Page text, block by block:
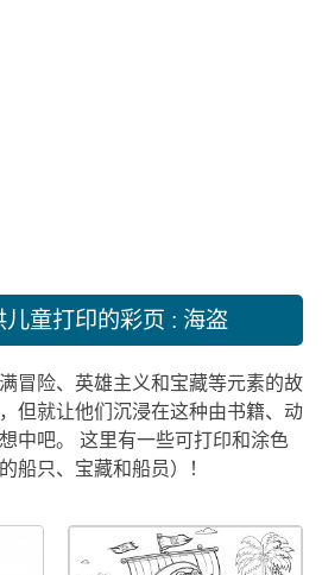
儿童打印的彩页 : 海盗
冒险、英雄主义和宝藏等元素的故
就让他们沉浸在这种由书籍、动
中吧。 这里有一些可打印和涂色
船只、宝藏和船员）！